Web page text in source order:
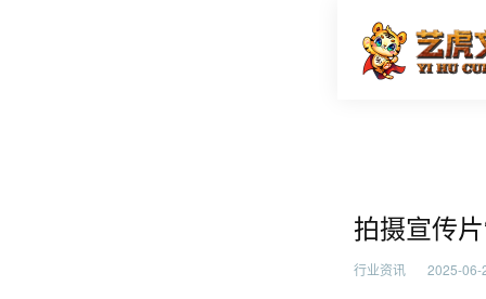
拍摄宣
拍摄宣传
行业资讯 2025-06-